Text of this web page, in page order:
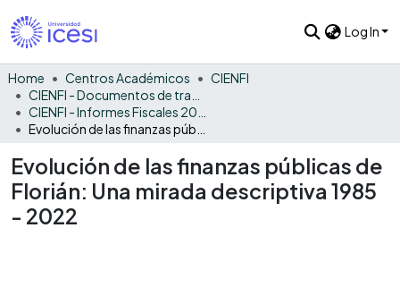
Log In
Home Centros Académicos
CIENFI
Evolución de las finanzas públicas de
Florián: Una mirada descriptiva 1985
- 2022